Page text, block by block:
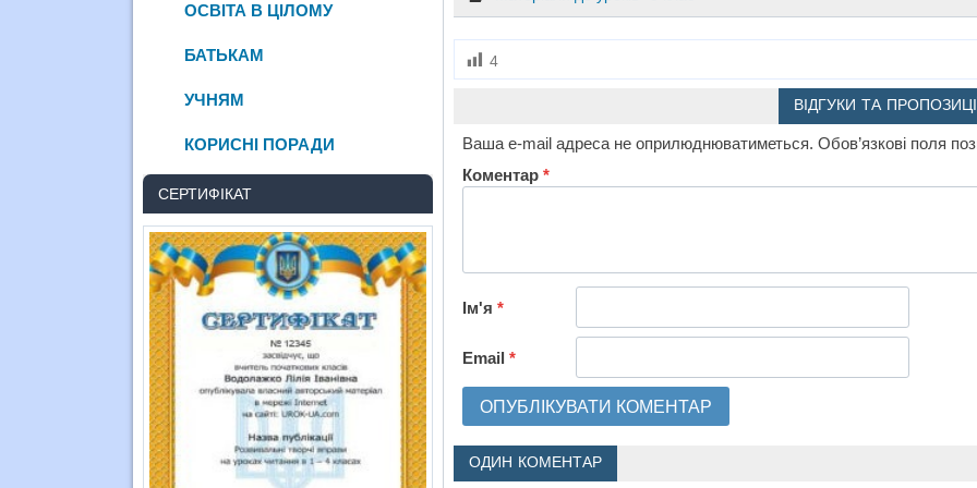
4
ВІДГУКИ ТА
Ваша e-mail адреса не оприлюднюватиметься. Обов’язкові поля
Коментар *
Ім'я *
Email *
ОДИН КОМЕНТАР
ОСВІТА В ЦІЛОМУ
БАТЬКАМ
УЧНЯМ
КОРИСНІ ПОРАДИ
СЕРТИФІКАТ